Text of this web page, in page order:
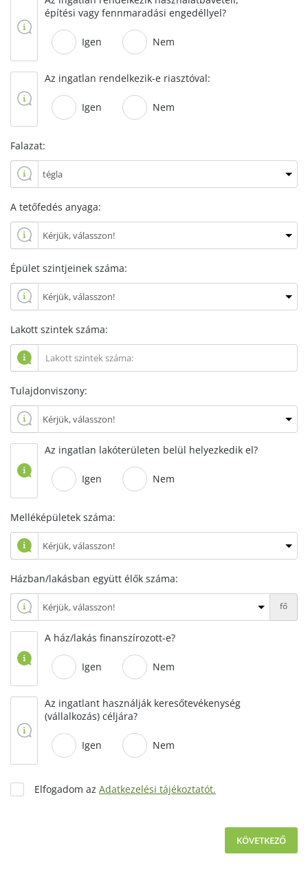
építési vagy fennmaradási engedéllyel?
Igen Nem
Az ingatlan rendelkezik-e riasztóval:
Igen Nem
Falazat:
A tetőfedés anyaga:
Épület szintjeinek száma:
Lakott szintek száma:
Tulajdonviszony:
Az ingatlan lakóterületen belül helyezkedik el?
Igen Nem
Melléképületek száma:
Házban/lakásban együtt élők száma:
fő
A ház/lakás finanszírozott-e?
Igen Nem
Az ingatlant használják keresőtevékenység
(vállalkozás) céljára?
Igen Nem
Elfogadom az Adatkezelési tájékoztatót.
KÖVETKEZŐ